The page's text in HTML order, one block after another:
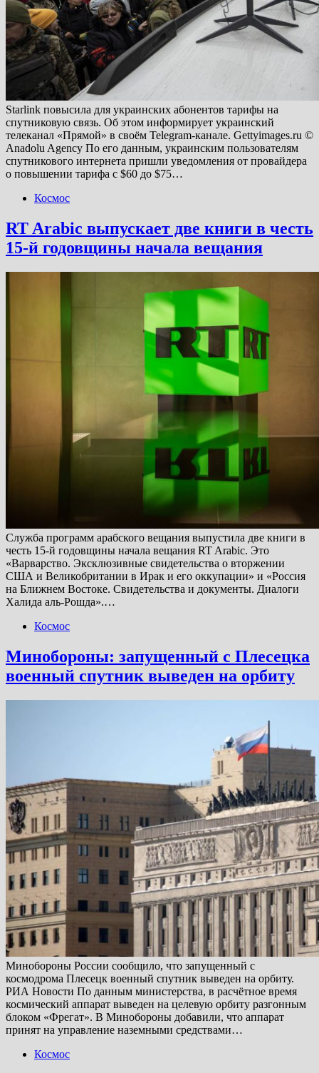
Starlink повысила для украинских абонентов тарифы на
спутниковую связь. Об этом информирует украинский
телеканал «Прямой» в своём Telegram-канале. Gettyimages.ru ©
Anadolu Agency По его данным, украинским пользователям
спутникового интернета пришли уведомления от провайдера
о повышении тарифа с $60 до $75…
Космос
RT Arabic выпускает две книги в честь
15-й годовщины начала вещания
Служба программ арабского вещания выпустила две книги в
честь 15-й годовщины начала вещания RT Arabic. Это
«Варварство. Эксклюзивные свидетельства о вторжении
США и Великобритании в Ирак и его оккупации» и «Россия
на Ближнем Востоке. Свидетельства и документы. Диалоги
Халида аль-Рошда».…
Космос
Минобороны: запущенный с Плесецка
военный спутник выведен на орбиту
Минобороны России сообщило, что запущенный с
космодрома Плесецк военный спутник выведен на орбиту.
РИА Новости По данным министерства, в расчётное время
космический аппарат выведен на целевую орбиту разгонным
блоком «Фрегат». В Минобороны добавили, что аппарат
принят на управление наземными средствами…
Космос